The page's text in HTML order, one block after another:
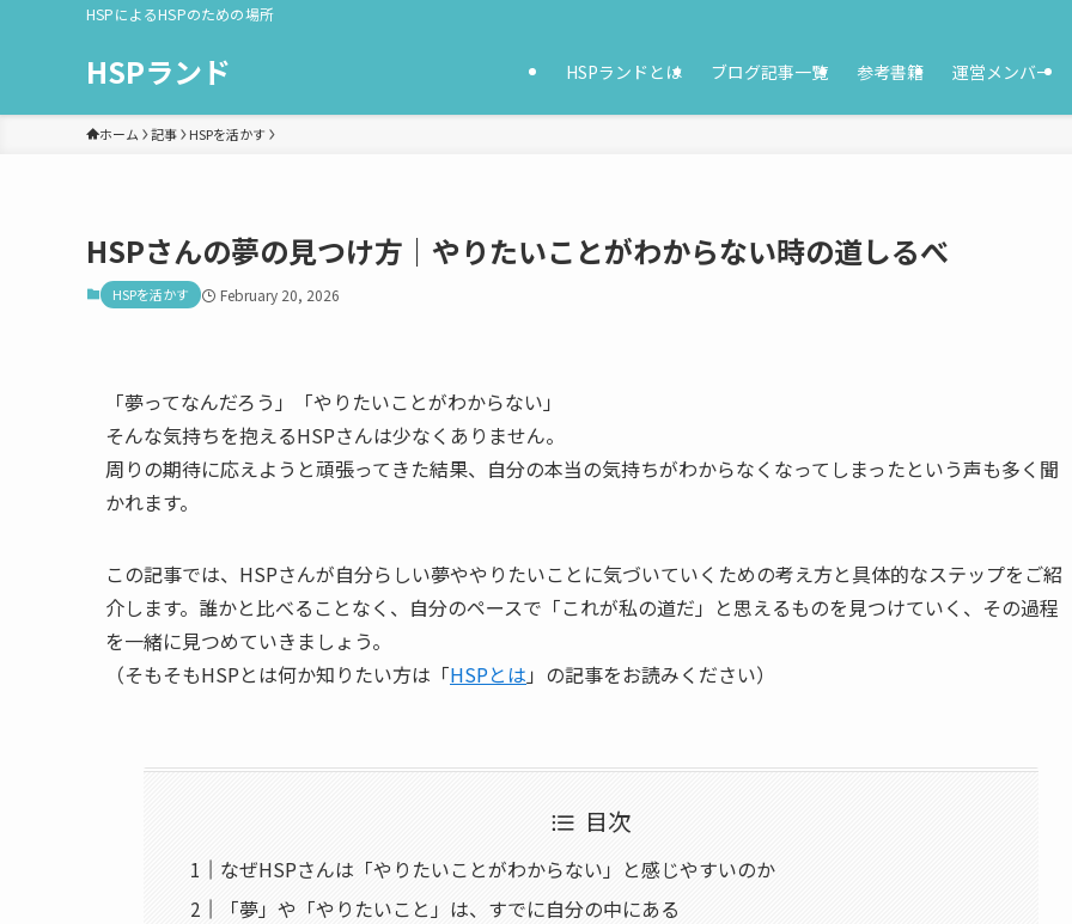
HSPによるHSPのための場所
HSPランド HSPランドとは ブログ記事一覧 参考書籍 運営メンバー
ホーム 記事 HSPを活かす
HSPさんの夢の見つけ方｜やりたいことがわからない時の道しるべ
HSPを活かす February 20, 2026
「夢ってなんだろう」「やりたいことがわからない」
そんな気持ちを抱えるHSPさんは少なくありません。
周りの期待に応えようと頑張ってきた結果、自分の本当の気持ちがわからなくなってしまったという声も多く聞
かれます。
この記事では、HSPさんが自分らしい夢ややりたいことに気づいていくための考え方と具体的なステップをご紹
介します。誰かと比べることなく、自分のペースで「これが私の道だ」と思えるものを見つけていく、その過程
を一緒に見つめていきましょう。
（そもそもHSPとは何か知りたい方は「HSPとは 」の記事をお読みください）
目次
なぜHSPさんは「やりたいことがわからない」と感じやすいのか
「夢」や「やりたいこと」は、すでに自分の中にある